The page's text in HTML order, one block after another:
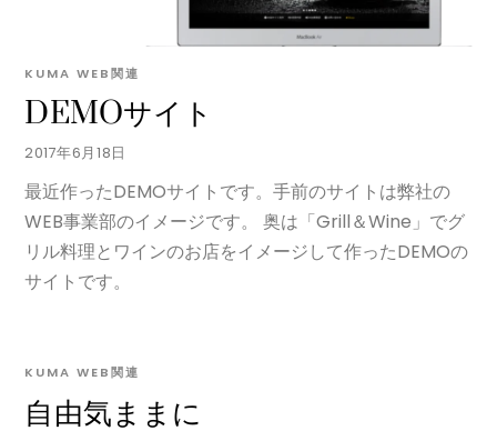
2017年6月18日
DEMOサイト
KUMA WEB関連
最近作ったDEMOサイトです。手前のサイトは弊社の
WEB事業部のイメージです。 奥は「Grill＆Wine」でグ
リル料理とワインのお店をイメージして作ったDEMOの
サイトです。
自由気ままに
KUMA WEB関連